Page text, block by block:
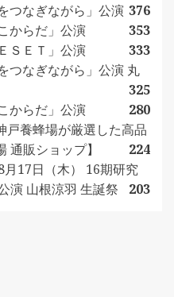
つなぎながら」公演 376
からだ」公演
353
ＳＥＴ」公演
333
つなぎながら」公演 丸
325
からだ」公演
280
戸養蜂場が厳選した高品
通販ショップ】
224
月17日（木） 16期研究
演 山根涼羽 生誕祭
203